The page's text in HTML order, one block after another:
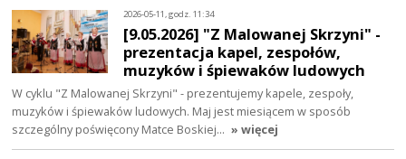
2026-05-11, godz. 11:34
[9.05.2026] "Z Malowanej Skrzyni" -
prezentacja kapel, zespołów,
muzyków i śpiewaków ludowych
W cyklu "Z Malowanej Skrzyni" - prezentujemy kapele, zespoły,
muzyków i śpiewaków ludowych. Maj jest miesiącem w sposób
szczególny poświęcony Matce Boskiej… » więcej